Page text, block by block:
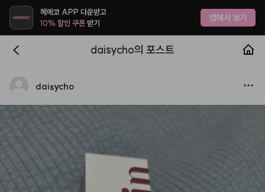
헤메코 APP 다운받고
10% 할인 쿠폰받기 앱에서 보기
daisycho의 포스트
daisycho